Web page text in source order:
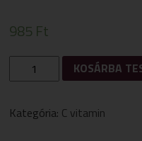
985 Ft
VITAMIN
+
KOSÁRBA
Kategória: C vitamin